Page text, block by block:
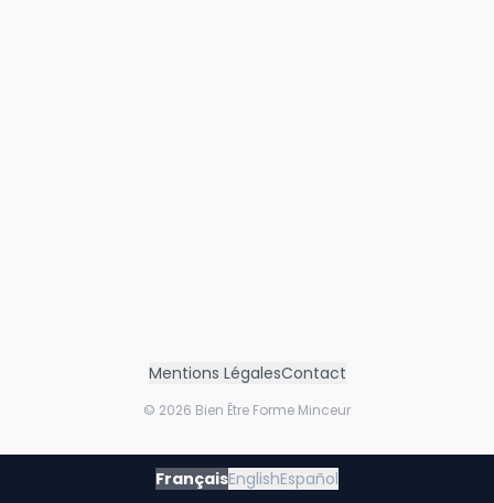
Mentions LégalesContact
© 2026 Bien Être Forme Minceur
FrançaisEnglishEspañol